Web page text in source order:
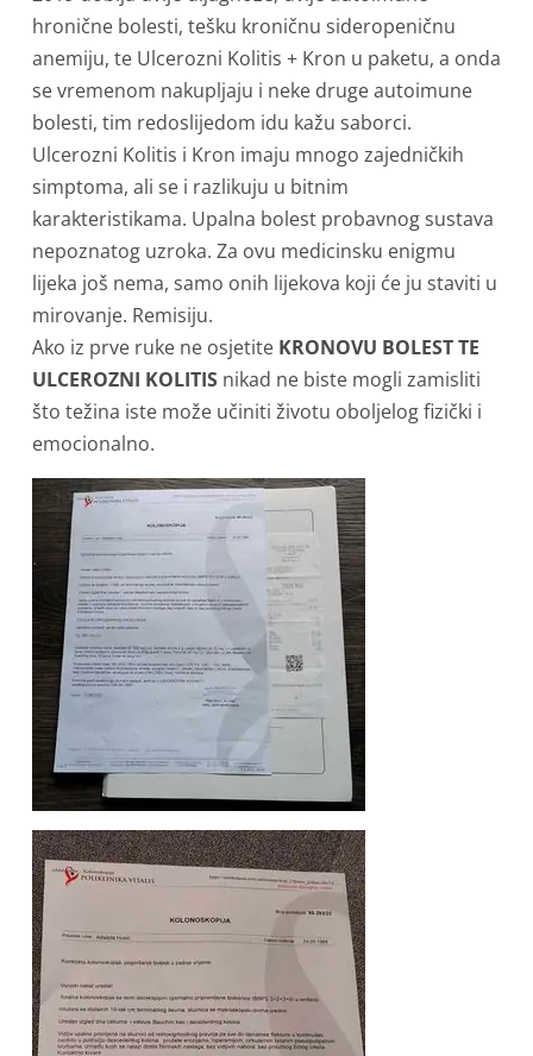
hronične bolesti, tešku kroničnu sideropeničnu
anemiju, te Ulcerozni Kolitis + Kron u paketu, a onda
se vremenom nakupljaju i neke druge autoimune
bolesti, tim redoslijedom idu kažu saborci.
Ulcerozni Kolitis i Kron imaju mnogo zajedničkih
simptoma, ali se i razlikuju u bitnim
karakteristikama. Upalna bolest probavnog sustava
nepoznatog uzroka. Za ovu medicinsku enigmu
lijeka još nema, samo onih lijekova koji će ju staviti u
mirovanje. Remisiju.
Ako iz prve ruke ne osjetite KRONOVU BOLEST TE
ULCEROZNI KOLITIS nikad ne biste mogli zamisliti
što težina iste može učiniti životu oboljelog fizički i
emocionalno.